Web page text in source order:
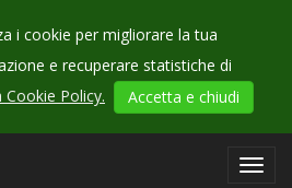
i cookie per migliorare la tua
e recuperare statistiche di
Policy. Accetta e chiudi
CHECK